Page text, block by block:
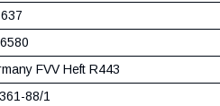
FVV Heft R443
88/1